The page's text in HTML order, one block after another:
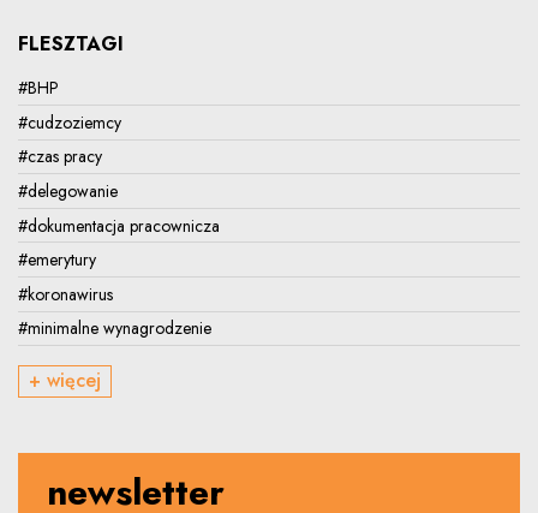
FLESZTAGI
#BHP
#cudzoziemcy
#czas pracy
#delegowanie
#dokumentacja pracownicza
#emerytury
#koronawirus
#minimalne wynagrodzenie
+ więcej
newsletter